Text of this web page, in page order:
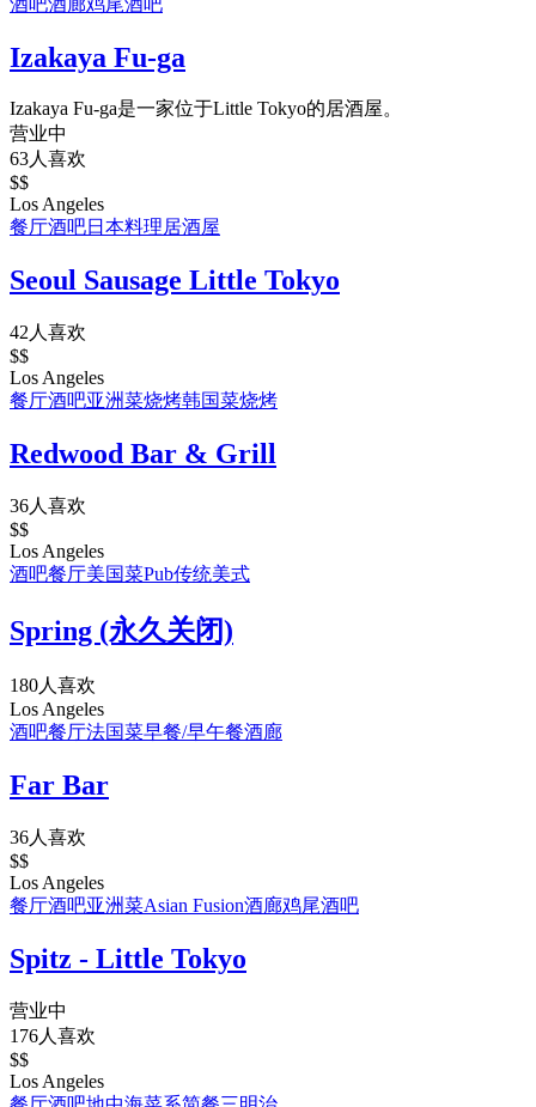
Izakaya Fu-ga
Izakaya Fu-ga是一家位于Little Tokyo的居酒屋。
营业中
63人喜欢
$$
Los Angeles
餐厅酒吧日本料理居酒屋
Seoul Sausage Little Tokyo
42人喜欢
$$
Los Angeles
餐厅酒吧亚洲菜烧烤韩国菜烧烤
Redwood Bar & Grill
36人喜欢
$$
Los Angeles
酒吧餐厅美国菜Pub传统美式
Spring (永久关闭)
180人喜欢
Los Angeles
酒吧餐厅法国菜早餐/早午餐酒廊
Far Bar
36人喜欢
$$
Los Angeles
餐厅酒吧亚洲菜Asian Fusion酒廊鸡尾酒吧
Spitz - Little Tokyo
营业中
176人喜欢
$$
Los Angeles